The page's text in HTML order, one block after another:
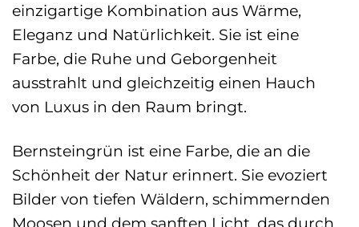
einzigartige Kombination aus Wärme,
Eleganz und Natürlichkeit. Sie ist eine
Farbe, die Ruhe und Geborgenheit
ausstrahlt und gleichzeitig einen Hauch
von Luxus in den Raum bringt.
Bernsteingrün ist eine Farbe, die an die
Schönheit der Natur erinnert. Sie evoziert
Bilder von tiefen Wäldern, schimmernden